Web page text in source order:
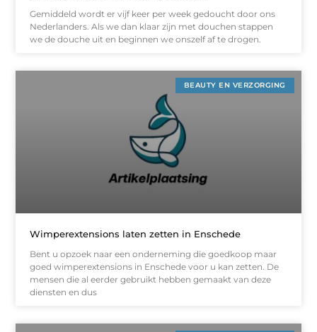
Gemiddeld wordt er vijf keer per week gedoucht door ons
Nederlanders. Als we dan klaar zijn met douchen stappen
we de douche uit en beginnen we onszelf af te drogen.
BEAUTY EN VERZORGING
Wimperextensions laten zetten in Enschede
Bent u opzoek naar een onderneming die goedkoop maar
goed wimperextensions in Enschede voor u kan zetten. De
mensen die al eerder gebruikt hebben gemaakt van deze
diensten en dus